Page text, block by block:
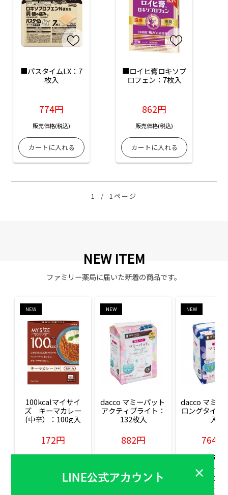
■パスタイムLX：7
枚入
774円
販売価格(税込)
■ロイヒ膏ロキソプ
ロフェン：7枚入
862円
販売価格(税込)
1 / 1ページ
NEW ITEM
ファミリー薬局に届いた新着の商品です。
NEW
100kcalマイサイ
ズ　キーマカレー
(中辛）：100g入
172円
販売価格(税込)
NEW
dacco マミーパット
アクティブライト：
132枚入
882円
販売価格(税込)
NEW
dacco マミー
ロングタイム
入
764円
販売価格(税